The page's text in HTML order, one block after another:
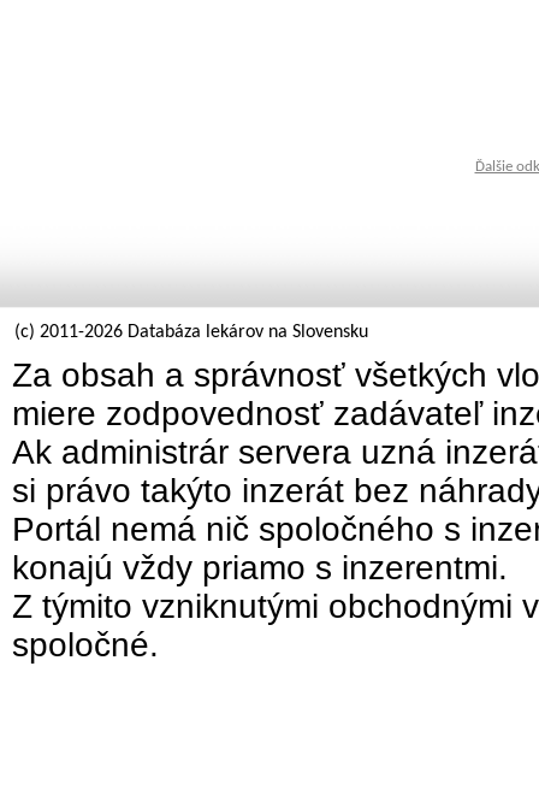
Ďalšie
(c) 2011-2026 Databáza lekárov na Slovensku
Za obsah a správnosť všetkých
miere zodpovednosť zadávateľ
Ak administrár servera uzná
si právo takýto inzerát bez
Portál nemá nič spoločného s
konajú vždy priamo s inzerentmi.
Z týmito vzniknutými obchodnými
spoločné.